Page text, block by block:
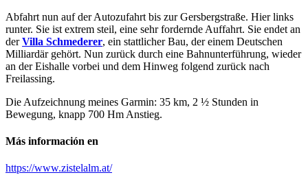
Abfahrt nun auf der Autozufahrt bis zur Gersbergstraße. Hier links
runter. Sie ist extrem steil, eine sehr fordernde Auffahrt. Sie endet an
derVilla Schmederer, ein stattlicher Bau, der einem Deutschen
Milliardär gehört. Nun zurück durch eine Bahnunterführung, wieder
an der Eishalle vorbei und dem Hinweg folgend zurück nach
Freilassing.
Die Aufzeichnung meines Garmin: 35 km, 2 ½ Stunden in
Bewegung, knapp 700 Hm Anstieg.
Más información en
https://www.zistelalm.at/